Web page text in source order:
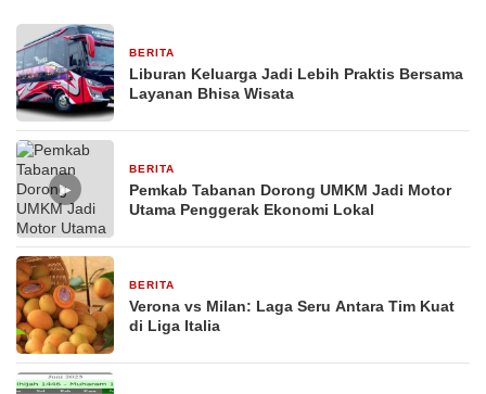
BERITA
Liburan Keluarga Jadi Lebih Praktis Bersama
Layanan Bhisa Wisata
▶
BERITA
Pemkab Tabanan Dorong UMKM Jadi Motor
Utama Penggerak Ekonomi Lokal
BERITA
Verona vs Milan: Laga Seru Antara Tim Kuat
di Liga Italia